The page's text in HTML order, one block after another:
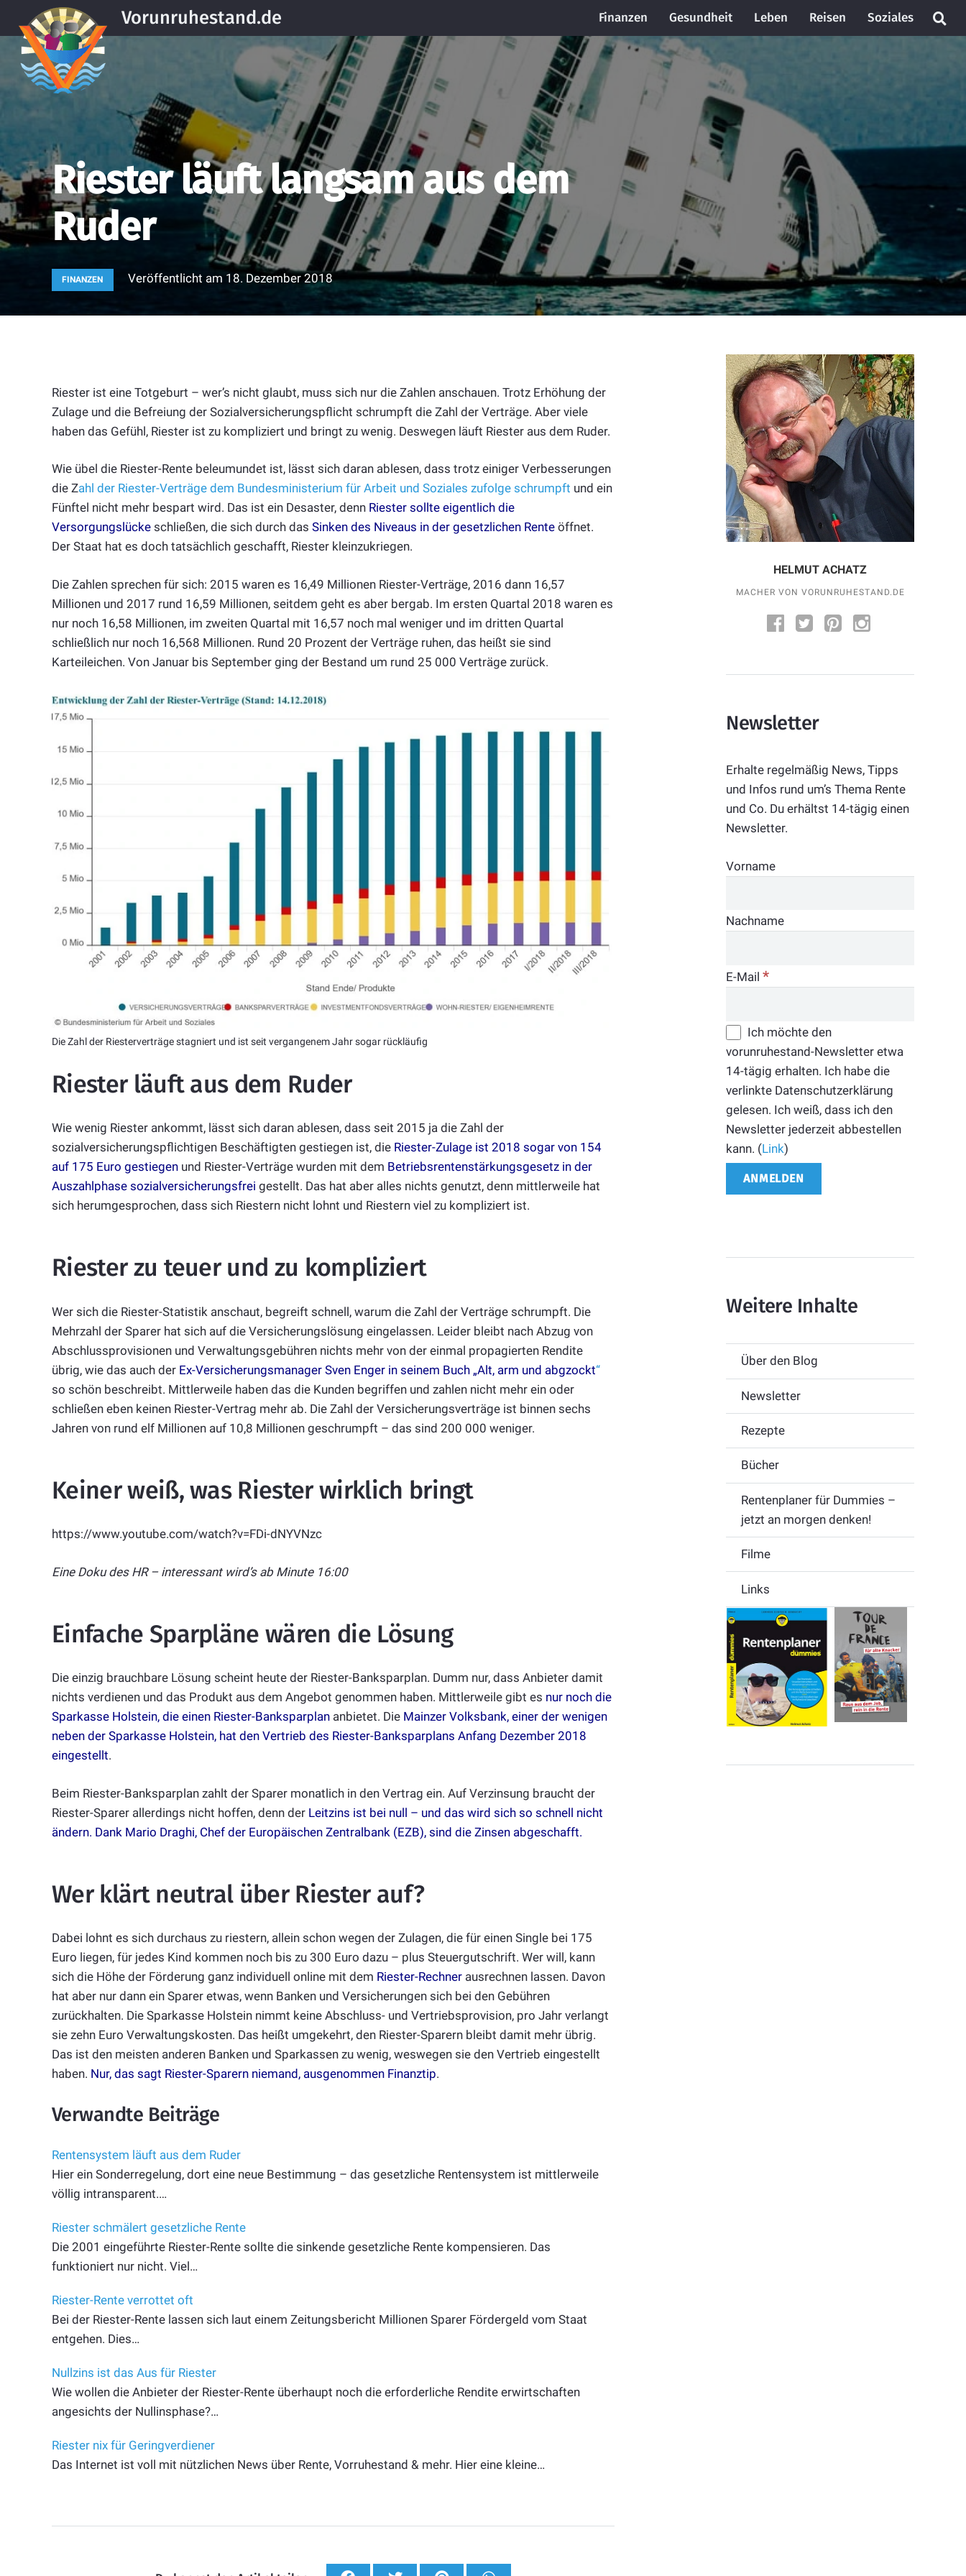
Vorunruhestand.de Finanzen Gesundheit Leben Reisen Soziales
Riester läuft langsam aus dem
Ruder
FINANZEN Veröffentlicht am 18. Dezember 2018
Riester ist eine Totgeburt – wer’s nicht glaubt, muss sich nur die Zahlen anschauen. Trotz Erhöhung der
Zulage und die Befreiung der Sozialversicherungspflicht schrumpft die Zahl der Verträge. Aber viele
haben das Gefühl, Riester ist zu kompliziert und bringt zu wenig. Deswegen läuft Riester aus dem Ruder.
Wie übel die Riester-Rente beleumundet ist, lässt sich daran ablesen, dass trotz einiger Verbesserungen
die Zahl der Riester-Verträge dem Bundesministerium für Arbeit und Soziales zufolge schrumpft und ein
Fünftel nicht mehr bespart wird. Das ist ein Desaster, denn Riester sollte eigentlich die
Versorgungslücke schließen, die sich durch das Sinken des Niveaus in der gesetzlichen Rente öffnet.
Der Staat hat es doch tatsächlich geschafft, Riester kleinzukriegen.
Die Zahlen sprechen für sich: 2015 waren es 16,49 Millionen Riester-Verträge, 2016 dann 16,57
Millionen und 2017 rund 16,59 Millionen, seitdem geht es aber bergab. Im ersten Quartal 2018 waren es
nur noch 16,58 Millionen, im zweiten Quartal mit 16,57 noch mal weniger und im dritten Quartal
schließlich nur noch 16,568 Millionen. Rund 20 Prozent der Verträge ruhen, das heißt sie sind
Karteileichen. Von Januar bis September ging der Bestand um rund 25 000 Verträge zurück.
Die Zahl der Riesterverträge stagniert und ist seit vergangenem Jahr sogar rückläufig
Riester läuft aus dem Ruder
Wie wenig Riester ankommt, lässt sich daran ablesen, dass seit 2015 ja die Zahl der
sozialversicherungspflichtigen Beschäftigten gestiegen ist, die Riester-Zulage ist 2018 sogar von 154
auf 175 Euro gestiegen und Riester-Verträge wurden mit dem Betriebsrentenstärkungsgesetz in der
Auszahlphase sozialversicherungsfrei gestellt. Das hat aber alles nichts genutzt, denn mittlerweile hat
sich herumgesprochen, dass sich Riestern nicht lohnt und Riestern viel zu kompliziert ist.
Riester zu teuer und zu kompliziert
Wer sich die Riester-Statistik anschaut, begreift schnell, warum die Zahl der Verträge schrumpft. Die
Mehrzahl der Sparer hat sich auf die Versicherungslösung eingelassen. Leider bleibt nach Abzug von
Abschlussprovisionen und Verwaltungsgebühren nichts mehr von der einmal propagierten Rendite
übrig, wie das auch der Ex-Versicherungsmanager Sven Enger in seinem Buch „Alt, arm und abgzockt“
so schön beschreibt. Mittlerweile haben das die Kunden begriffen und zahlen nicht mehr ein oder
schließen eben keinen Riester-Vertrag mehr ab. Die Zahl der Versicherungsverträge ist binnen sechs
Jahren von rund elf Millionen auf 10,8 Millionen geschrumpft – das sind 200 000 weniger.
Keiner weiß, was Riester wirklich bringt
https://www.youtube.com/watch?v=FDi-dNYVNzc
Eine Doku des HR – interessant wird’s ab Minute 16:00
Einfache Sparpläne wären die Lösung
Die einzig brauchbare Lösung scheint heute der Riester-Banksparplan. Dumm nur, dass Anbieter damit
nichts verdienen und das Produkt aus dem Angebot genommen haben. Mittlerweile gibt es nur noch die
Sparkasse Holstein, die einen Riester-Banksparplan anbietet. Die Mainzer Volksbank, einer der wenigen
neben der Sparkasse Holstein, hat den Vertrieb des Riester-Banksparplans Anfang Dezember 2018
eingestellt.
Beim Riester-Banksparplan zahlt der Sparer monatlich in den Vertrag ein. Auf Verzinsung braucht der
Riester-Sparer allerdings nicht hoffen, denn der Leitzins ist bei null – und das wird sich so schnell nicht
ändern. Dank Mario Draghi, Chef der Europäischen Zentralbank (EZB), sind die Zinsen abgeschafft.
Wer klärt neutral über Riester auf?
Dabei lohnt es sich durchaus zu riestern, allein schon wegen der Zulagen, die für einen Single bei 175
Euro liegen, für jedes Kind kommen noch bis zu 300 Euro dazu – plus Steuergutschrift. Wer will, kann
sich die Höhe der Förderung ganz individuell online mit dem Riester-Rechner ausrechnen lassen. Davon
hat aber nur dann ein Sparer etwas, wenn Banken und Versicherungen sich bei den Gebühren
zurückhalten. Die Sparkasse Holstein nimmt keine Abschluss- und Vertriebsprovision, pro Jahr verlangt
sie zehn Euro Verwaltungskosten. Das heißt umgekehrt, den Riester-Sparern bleibt damit mehr übrig.
Das ist den meisten anderen Banken und Sparkassen zu wenig, weswegen sie den Vertrieb eingestellt
haben. Nur, das sagt Riester-Sparern niemand, ausgenommen Finanztip.
Verwandte Beiträge
Rentensystem läuft aus dem Ruder
Hier ein Sonderregelung, dort eine neue Bestimmung – das gesetzliche Rentensystem ist mittlerweile
völlig intransparent.…
Riester schmälert gesetzliche Rente
Die 2001 eingeführte Riester-Rente sollte die sinkende gesetzliche Rente kompensieren. Das
funktioniert nur nicht. Viel…
Riester-Rente verrottet oft
Bei der Riester-Rente lassen sich laut einem Zeitungsbericht Millionen Sparer Fördergeld vom Staat
entgehen. Dies…
Nullzins ist das Aus für Riester
Wie wollen die Anbieter der Riester-Rente überhaupt noch die erforderliche Rendite erwirtschaften
angesichts der Nullinsphase?…
Riester nix für Geringverdiener
Das Internet ist voll mit nützlichen News über Rente, Vorruhestand & mehr. Hier eine kleine…
HELMUT ACHATZ
MACHER VON VORUNRUHESTAND.DE
Newsletter
Erhalte regelmäßig News, Tipps
und Infos rund um’s Thema Rente
und Co. Du erhältst 14-tägig einen
Newsletter.
Vorname
Nachname
E-Mail*
Ich möchte den
vorunruhestand-Newsletter etwa
14-tägig erhalten. Ich habe die
verlinkte Datenschutzerklärung
gelesen. Ich weiß, dass ich den
Newsletter jederzeit abbestellen
kann. (Link)
Weitere Inhalte
Über den Blog
Newsletter
Rezepte
Bücher
Rentenplaner für Dummies –
jetzt an morgen denken!
Filme
Links